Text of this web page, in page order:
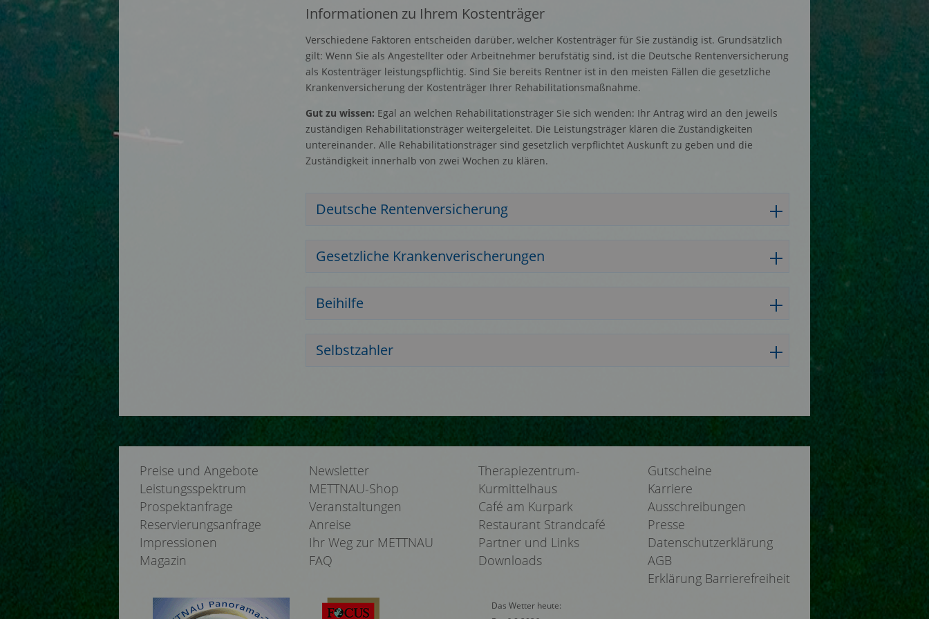
Informationen zu Ihrem Kostenträger
Verschiedene Faktoren entscheiden darüber, welcher Kostenträger für Sie zuständig ist. Grundsätzlich
gilt: Wenn Sie als Angestellter oder Arbeitnehmer berufstätig sind, ist die Deutsche Rentenversicherung
als Kostenträger leistungspflichtig. Sind Sie bereits Rentner ist in den meisten Fällen die gesetzliche
Krankenversicherung der Kostenträger Ihrer Rehabilitationsmaßnahme.
Gut zu wissen: Egal an welchen Rehabilitationsträger Sie sich wenden: Ihr Antrag wird an den jeweils
zuständigen Rehabilitationsträger weitergeleitet. Die Leistungsträger klären die Zuständigkeiten
untereinander. Alle Rehabilitationsträger sind gesetzlich verpflichtet Auskunft zu geben und die
Zuständigkeit innerhalb von zwei Wochen zu klären.
Deutsche Rentenversicherung
Gesetzliche Krankenverischerungen
Beihilfe
Selbstzahler
Preise und Angebote
Leistungsspektrum
Prospektanfrage
Reservierungsanfrage
Impressionen
Magazin
Newsletter
METTNAU-Shop
Veranstaltungen
Anreise
Ihr Weg zur METTNAU
FAQ
Therapiezentrum-
Kurmittelhaus
Café am Kurpark
Restaurant Strandcafé
Partner und Links
Downloads
Gutscheine
Karriere
Ausschreibungen
Presse
Datenschutzerklärung
AGB
Erklärung Barrierefreiheit
Das Wetter heute: